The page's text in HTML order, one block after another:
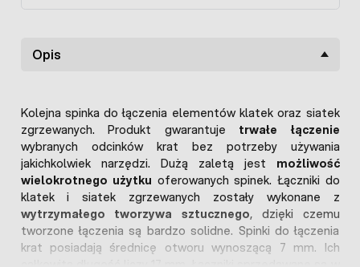
Opis
Kolejna spinka do łączenia elementów klatek oraz siatek
zgrzewanych. Produkt gwarantuje trwałe łączenie
wybranych odcinków krat bez potrzeby używania
jakichkolwiek narzędzi. Dużą zaletą jest możliwość
wielokrotnego użytku oferowanych spinek. Łączniki do
klatek i siatek zgrzewanych zostały wykonane z
wytrzymałego tworzywa sztucznego, dzięki czemu
tworzone łączenia są bardzo solidne. Spinki do łączenia
krat posiadają średnicę otworu wynoszącą 7 mm. Ich